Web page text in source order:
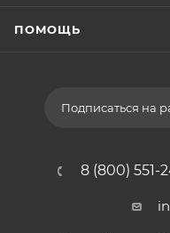
ПОМОЩЬ
Подписаться на
8 (800) 551-